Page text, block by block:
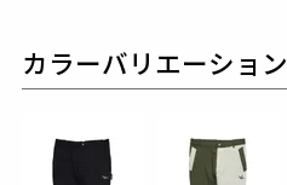
カラーバリエーション